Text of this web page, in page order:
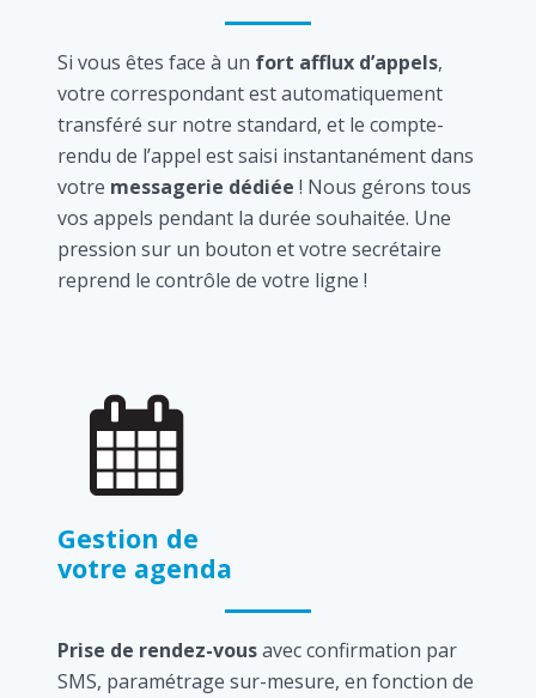
Si vous êtes face à un fort afflux d’appels,
votre correspondant est automatiquement
transféré sur notre standard, et le compte-
rendu de l’appel est saisi instantanément dans
votre messagerie dédiée ! Nous gérons tous
vos appels pendant la durée souhaitée. Une
pression sur un bouton et votre secrétaire
reprend le contrôle de votre ligne !
Gestion de
votre agenda
Prise de rendez-vousavec confirmation par
SMS, paramétrage sur-mesure, en fonction de